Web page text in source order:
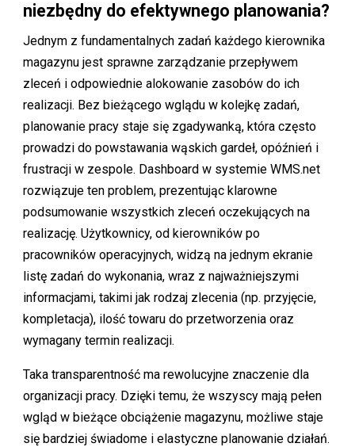
niezbędny do efektywnego planowania?
Jednym z fundamentalnych zadań każdego kierownika
magazynu jest sprawne zarządzanie przepływem
zleceń i odpowiednie alokowanie zasobów do ich
realizacji. Bez bieżącego wglądu w kolejkę zadań,
planowanie pracy staje się zgadywanką, która często
prowadzi do powstawania wąskich gardeł, opóźnień i
frustracji w zespole. Dashboard w systemie WMS.net
rozwiązuje ten problem, prezentując klarowne
podsumowanie wszystkich zleceń oczekujących na
realizację. Użytkownicy, od kierowników po
pracowników operacyjnych, widzą na jednym ekranie
listę zadań do wykonania, wraz z najważniejszymi
informacjami, takimi jak rodzaj zlecenia (np. przyjęcie,
kompletacja), ilość towaru do przetworzenia oraz
wymagany termin realizacji.
Taka transparentność ma rewolucyjne znaczenie dla
organizacji pracy. Dzięki temu, że wszyscy mają pełen
wgląd w bieżące obciążenie magazynu, możliwe staje
się bardziej świadome i elastyczne planowanie działań.